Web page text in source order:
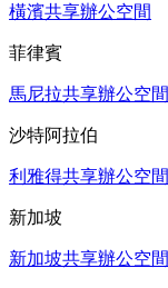
橫濱共享辦公空間
菲律賓
馬尼拉共享辦公空間
沙特阿拉伯
利雅得共享辦公空間
新加坡
新加坡共享辦公空間